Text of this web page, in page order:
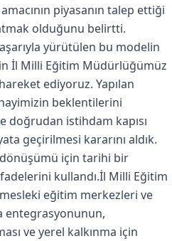
piyasanın talep ettiği
olduğunu belirtti.
yürütülen bu modelin
İl Milli Eğitim Müdürlüğümüz
ediyoruz. Yapılan
beklentilerini
doğrudan istihdam kapısı
geçirilmesi kararını aldık.
için tarihi bir
kullandı.İl Milli Eğitim
eğitim merkezleri ve
entegrasyonunun,
ve yerel kalkınma için